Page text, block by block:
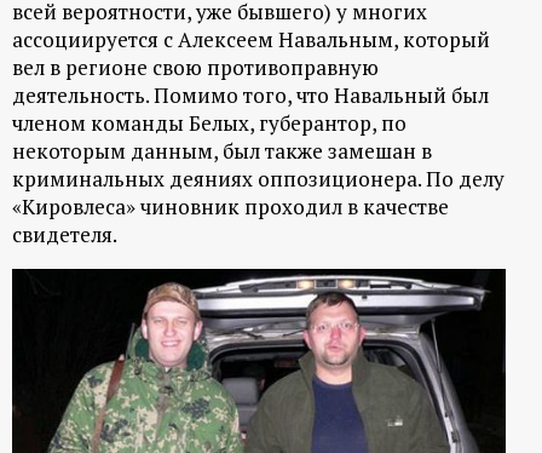
н
ы
й
п
о
а
всей вероятности, уже бывшего) у многих
ассоциируется с Алексеем Навальным, который
вел в регионе свою противоправную
деятельность. Помимо того, что Навальный был
членом команды Белых, губерантор, по
некоторым данным, был также замешан в
криминальных деяниях оппозиционера. По делу
«Кировлеса» чиновник проходил в качестве
свидетеля.